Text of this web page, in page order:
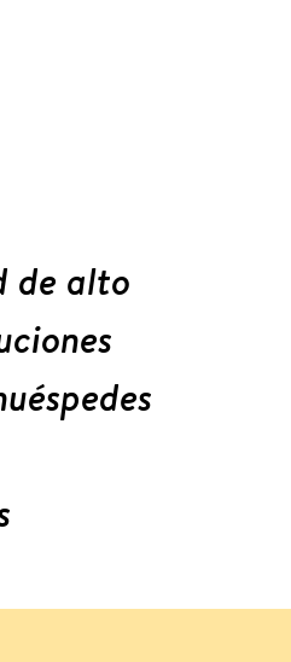
de alto